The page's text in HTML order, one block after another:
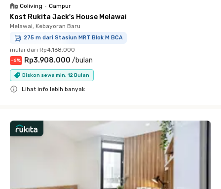
Coliving • Campur
Kost Rukita Jack's House Melawai
Melawai, Kebayoran Baru
275 m dari Stasiun MRT Blok M BCA
mulai dari Rp4.168.000
-6% Rp3.908.000 /bulan
Diskon sewa min. 12 Bulan
Lihat info lebih banyak